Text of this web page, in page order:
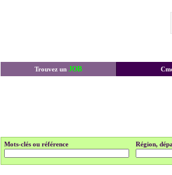
Trouvez un JOB
Mots-clés ou référence Région,